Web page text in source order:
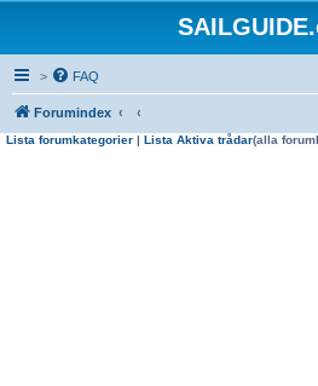
> FAQ
Forumindex
Lista forumkategorier | Lista Aktiva trådar(alla